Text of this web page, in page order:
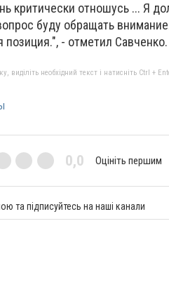
критически отношусь ... Я
буду обращать
позиция.", - отметил Савченко.
виділіть необхідний текст і натисніть Ctrl +
0,0 Оцініть першим
та підписуйтесь на наші канали